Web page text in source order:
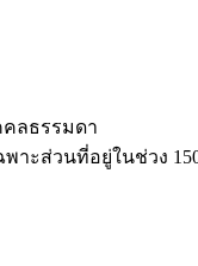
ลธรรมดา
ะส่วนที่อยู่ในช่วง